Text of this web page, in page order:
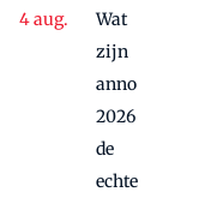
Wat
zijn
anno
2026
de
echte